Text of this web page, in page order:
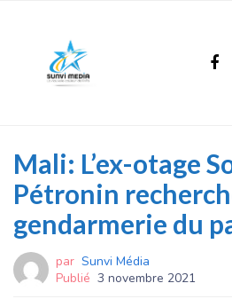
Mali: L’ex-otage
Pétronin
gendarmerie du
par Sunvi Média
Publié 3 novembre 2021